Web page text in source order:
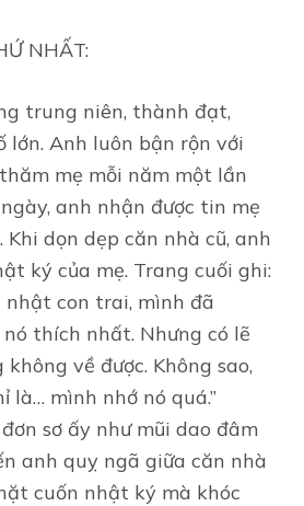
NHẤT:
trung niên, thành đạt,
lớn. Anh luôn bận rộn với
mẹ mỗi năm một lần
anh nhận được tin mẹ
dọn dẹp căn nhà cũ, anh
ký của mẹ. Trang cuối ghi:
nhật con trai, mình đã
thích nhất. Nhưng có lẽ
về được. Không sao,
là… mình nhớ nó quá.”
sơ ấy như mũi dao đâm
anh quỵ ngã giữa căn nhà
cuốn nhật ký mà khóc